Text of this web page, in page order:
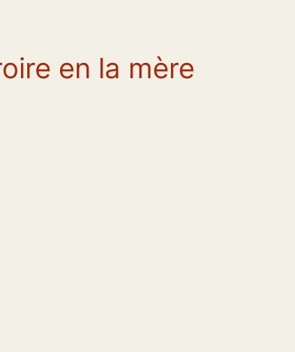
en la mère